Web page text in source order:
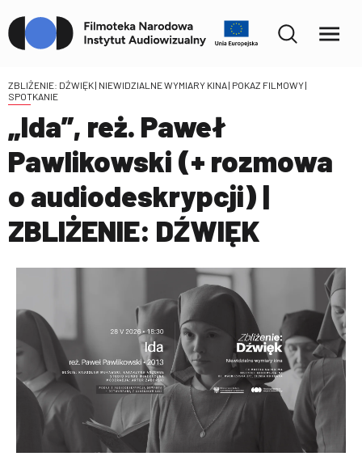
ZBLIŻENIE: DŹWIĘK | NIEWIDZIALNE WYMIARY KINA| POKAZ FILMOWY |
SPOTKANIE
„Ida”, reż. Paweł
Pawlikowski (+ rozmowa
o audiodeskrypcji) |
ZBLIŻENIE: DŹWIĘK